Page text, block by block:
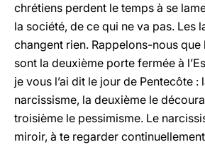
chrétiens perdent le temps à se
la société, de ce qui ne va pas. Les
changent rien. Rappelons-nous que
sont la deuxième porte fermée à
je vous l’ai dit le jour de Pentecôte :
narcissisme, la deuxième le
troisième le pessimisme. Le
miroir, à te regarder